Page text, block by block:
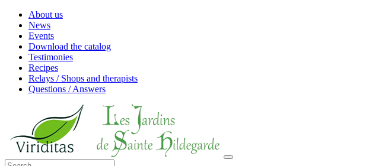
About us
News
Events
Download the catalog
Testimonies
Recipes
Relays / Shops and therapists
Questions / Answers